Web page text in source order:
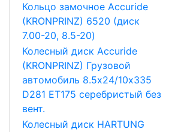
Кольцо замочное Accuride
(KRONPRINZ) 6520 (диск
7.00-20, 8.5-20)
Колесный диск Accuride
(KRONPRINZ) Грузовой
автомобиль 8.5х24/10х335
D281 ET175 серебристый без
вент.
Колесный диск HARTUNG